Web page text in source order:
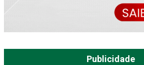
Publicidade